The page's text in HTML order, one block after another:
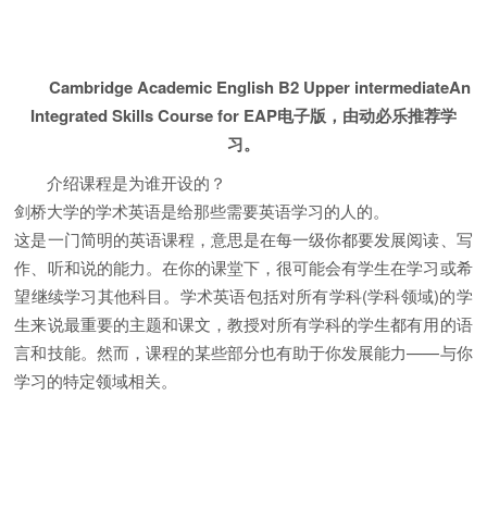
Cambridge Academic English B2 Upper intermediateAn
Integrated Skills Course for EAP电子版，由动必乐推荐学
习。
介绍课程是为谁开设的？
剑桥大学的学术英语是给那些需要英语学习的人的。
这是一门简明的英语课程，意思是在每一级你都要发展阅读、写
作、听和说的能力。在你的课堂下，很可能会有学生在学习或希
望继续学习其他科目。学术英语包括对所有学科(学科领域)的学
生来说最重要的主题和课文，教授对所有学科的学生都有用的语
言和技能。然而，课程的某些部分也有助于你发展能力——与你
学习的特定领域相关。